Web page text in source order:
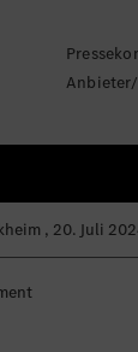
Benz
, 20. Juli